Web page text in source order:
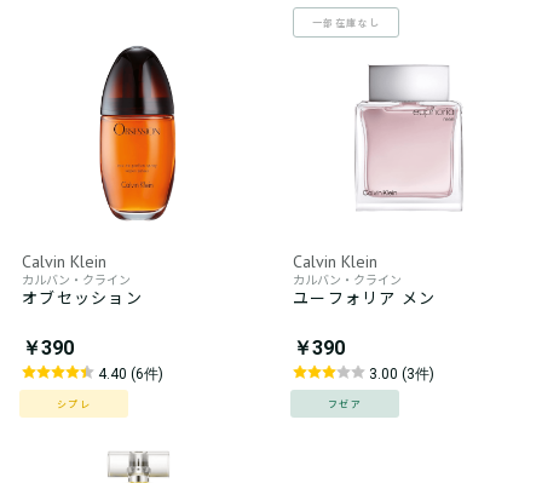
一部在庫なし
Calvin Klein
カルバン・クライン
オブセッション
￥390
4.40 (6件)
シプレ
Calvin Klein
カルバン・クライン
ユーフォリア メン
￥390
3.00 (3件)
フゼア